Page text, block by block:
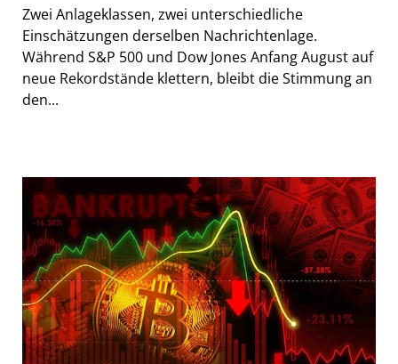
Zwei Anlageklassen, zwei unterschiedliche
Einschätzungen derselben Nachrichtenlage.
Während S&P 500 und Dow Jones Anfang August auf
neue Rekordstände klettern, bleibt die Stimmung an
den...